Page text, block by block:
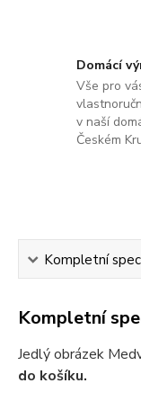
Domácí
Vše pro
v naší
Českém
Kompletní
Kompletní
Jedlý obrázek
do košíku.